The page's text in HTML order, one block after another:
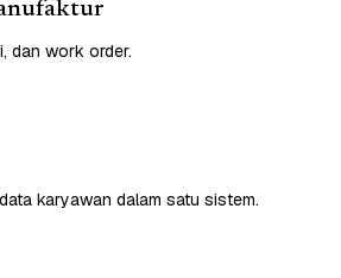
dan work order.
karyawan dalam satu sistem.